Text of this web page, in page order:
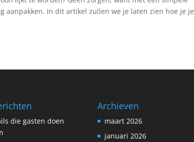
aanpakken. In ‍dit artikel zullen⁢ we je​ laten⁢ zien⁢ hoe ⁣je je
die gasten doen
Archieven
maart 2026
januari 2026